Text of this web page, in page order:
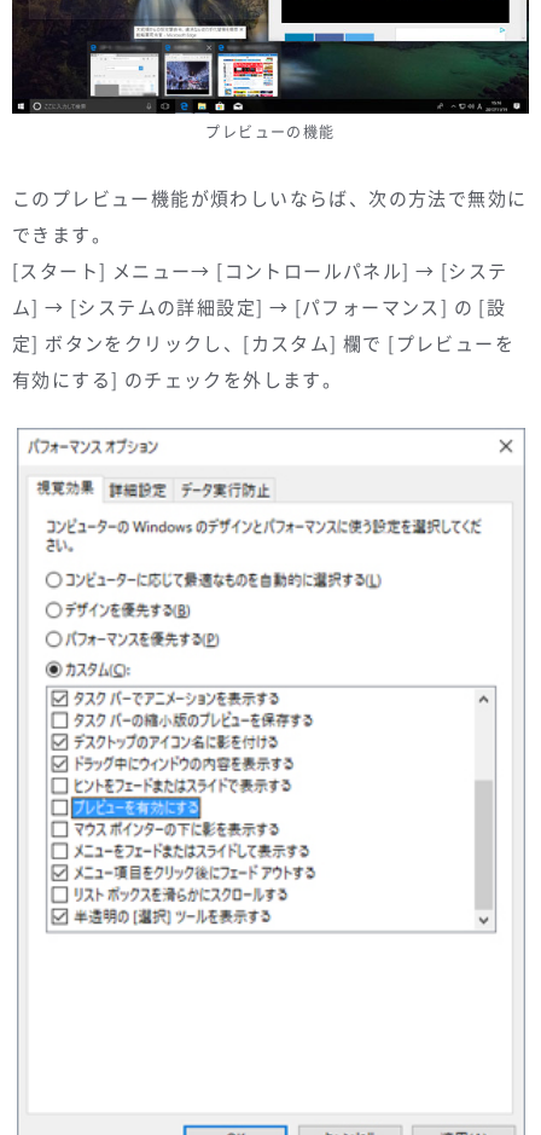
プレビューの機能
このプレビュー機能が煩わしいならば、次の方法で無効に
できます。
[スタート] メニュー→ [コントロールパネル] → [システ
ム] → [システムの詳細設定] → [パフォーマンス] の [設
定] ボタンをクリックし、[カスタム] 欄で [プレビューを
有効にする] のチェックを外します。